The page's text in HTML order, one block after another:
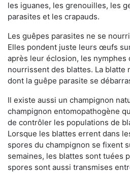
les iguanes, les grenouilles, les
parasites et les crapauds.
Les guêpes parasites ne se
Elles pondent juste leurs œufs
après leur éclosion, les nymphes
nourrissent des blattes. La blatte
dont la guêpe parasite se
Il existe aussi un champignon
champignon entomopathogène
de contrôler les populations de
Lorsque les blattes errent dans
spores du champignon se fixent
semaines, les blattes sont tuées
spores sont aussi transmises